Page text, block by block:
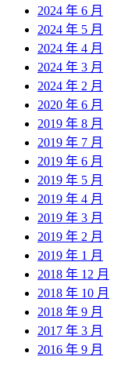
2024 年 6 月
2024 年 5 月
2024 年 4 月
2024 年 3 月
2024 年 2 月
2020 年 6 月
2019 年 8 月
2019 年 7 月
2019 年 6 月
2019 年 5 月
2019 年 4 月
2019 年 3 月
2019 年 2 月
2019 年 1 月
2018 年 12 月
2018 年 10 月
2018 年 9 月
2017 年 3 月
2016 年 9 月